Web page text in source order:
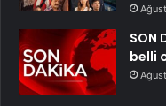
SON
belli